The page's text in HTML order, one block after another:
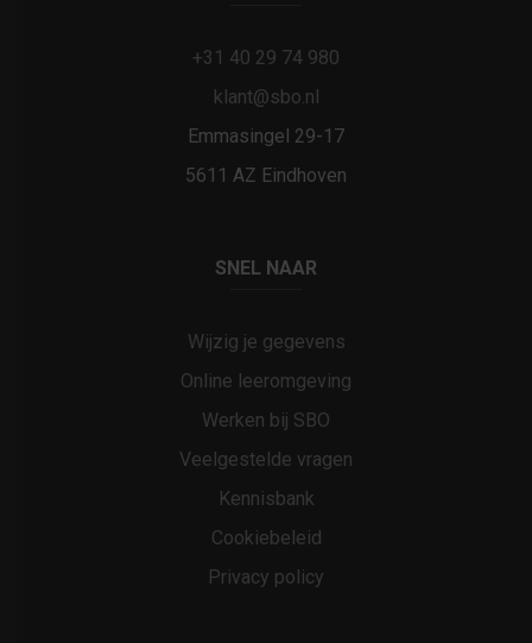
+31 40 29 74 980
klant@sbo.nl
Emmasingel 29-17
5611 AZ Eindhoven
SNEL NAAR
Wijzig je gegevens
Online leeromgeving
Werken bij SBO
Veelgestelde vragen
Kennisbank
Cookiebeleid
Privacy policy